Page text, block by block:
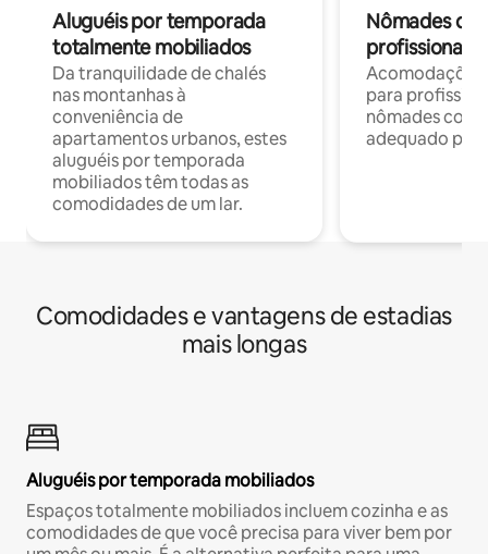
Aluguéis por temporada
totalmente mobiliados
Da tranquilidade de chalés
nas montanhas à
conveniência de
apartamentos urbanos, estes
aluguéis por temporada
mobiliados têm todas as
comodidades de um lar.
Nômades
profissionais
para
nômades com
adequado
Comodidades e vantagens de estadias
mais longas
Aluguéis por temporada mobiliados
Espaços totalmente mobiliados incluem cozinha e as
comodidades de que você precisa para viver bem por